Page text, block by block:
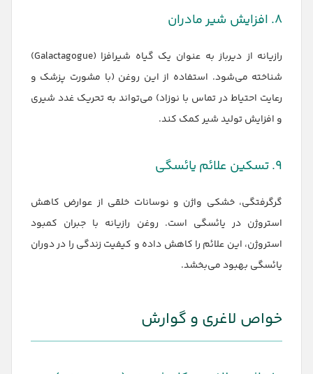
۸. افزایش شیر مادران
رازیانه از دیرباز به عنوان یک گیاه شیرافزا (Galactagogue)
شناخته می‌شود. استفاده از این روغن (با مشورت پزشک و
رعایت احتیاط در تماس با نوزاد) می‌تواند به تحریک غدد شیری
و افزایش تولید شیر کمک کند.
۹. تسکین علائم یائسگی
گرگرفتگی، خشکی واژن و نوسانات خلقی از عوارض کاهش
استروژن در یائسگی است. روغن رازیانه با جبران کمبود
استروژن، این علائم را کاهش داده و کیفیت زندگی را در دوران
یائسگی بهبود می‌بخشد.
خواص لاغری و گوارش